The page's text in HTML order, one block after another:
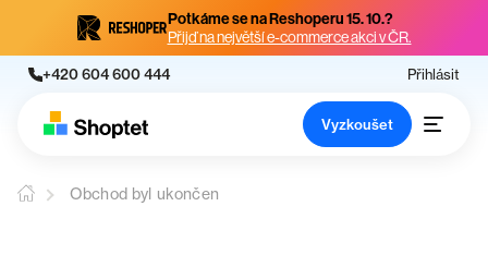
Potkáme se na Reshoperu 15. 10.?
Přijď na největší e-commerce akci v ČR.
+420 604 600 444 Přihlásit
Vyzkoušet
Obchod byl ukončen